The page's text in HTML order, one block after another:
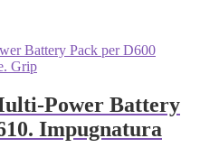
Power Battery
Impugnatura